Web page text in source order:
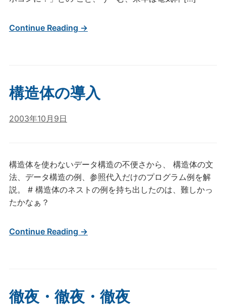
Continue Reading →
構造体の導入
2003年10月9日
構造体を使わないデータ構造の不便さから、 構造体の文
法、データ構造の例、参照代入だけのプログラム例を解
説。 # 構造体のネストの例を持ち出したのは、難しかっ
たかなぁ？
Continue Reading →
徹夜・徹夜・徹夜